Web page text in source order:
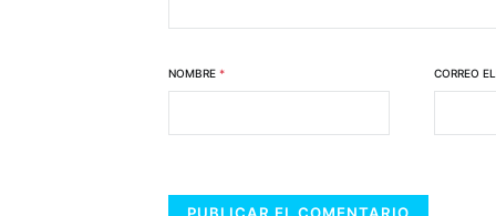
NOMBRE * CORREO